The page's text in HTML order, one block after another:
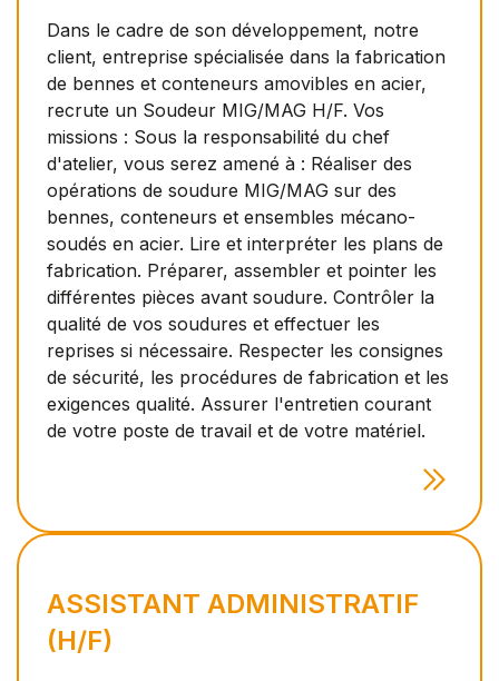
Dans le cadre de son développement, notre
client, entreprise spécialisée dans la fabrication
de bennes et conteneurs amovibles en acier,
recrute un Soudeur MIG/MAG H/F. Vos
missions : Sous la responsabilité du chef
d'atelier, vous serez amené à : Réaliser des
opérations de soudure MIG/MAG sur des
bennes, conteneurs et ensembles mécano-
soudés en acier. Lire et interpréter les plans de
fabrication. Préparer, assembler et pointer les
différentes pièces avant soudure. Contrôler la
qualité de vos soudures et effectuer les
reprises si nécessaire. Respecter les consignes
de sécurité, les procédures de fabrication et les
exigences qualité. Assurer l'entretien courant
de votre poste de travail et de votre matériel.
ASSISTANT ADMINISTRATIF
(H/F)